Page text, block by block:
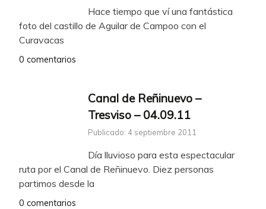
Hace tiempo que ví una fantástica
foto del castillo de Aguilar de Campoo con el
Curavacas
0 comentarios
Canal de Reñinuevo –
Tresviso – 04.09.11
Publicado: 4 septiembre 2011
Día lluvioso para esta espectacular
ruta por el Canal de Reñinuevo. Diez personas
partimos desde la
0 comentarios